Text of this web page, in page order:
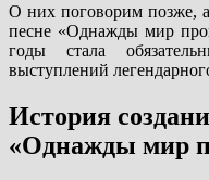
О них поговорим позже,
песне «Однажды мир
годы стала
выступлений
История
«Однажды мир